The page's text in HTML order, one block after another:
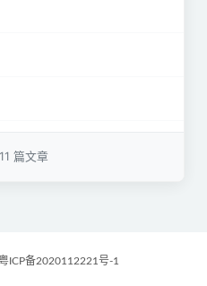
篇文章
ICP备2020112221号-1